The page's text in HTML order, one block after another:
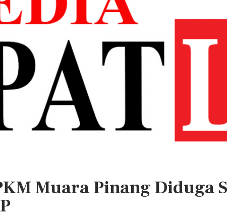
Muara Pinang Diduga
PKB Yang Ke 28. DPC PKB
Empat Lawang Gelar Giat Jum’at
Barokah
Kepala BGN
Pakai Gas Melon,
Beras